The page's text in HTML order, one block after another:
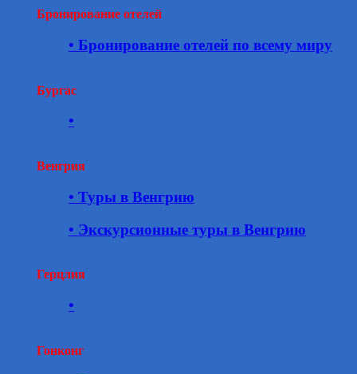
Бронирование отелей
• Бронирование отелей по всему миру
Бургас
•
Венгрия
• Туры в Венгрию
• Экскурсионные туры в Венгрию
Герцлия
•
Гонконг